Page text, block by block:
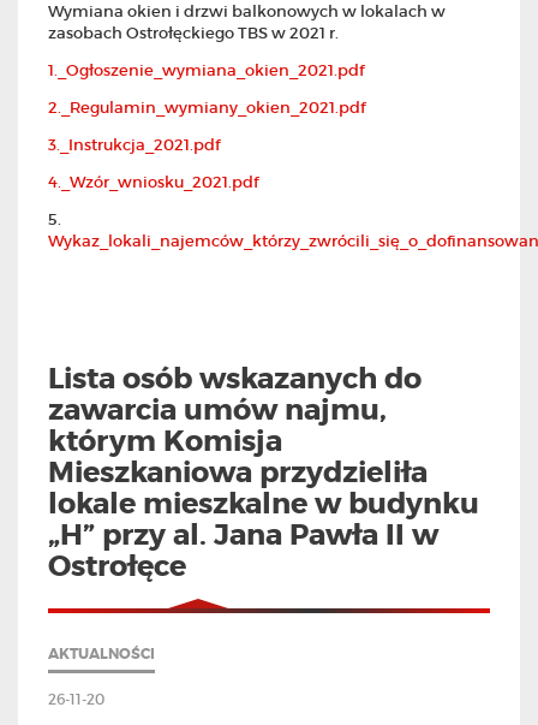
Wymiana okien i drzwi balkonowych w lokalach w
zasobach Ostrołęckiego TBS w 2021 r.
1._Ogłoszenie_wymiana_okien_2021.pdf
2._Regulamin_wymiany_okien_2021.pdf
3._Instrukcja_2021.pdf
4._Wzór_wniosku_2021.pdf
5.
Lista osób wskazanych do
zawarcia umów najmu,
którym Komisja
Mieszkaniowa przydzieliła
lokale mieszkalne w budynku
„H” przy al. Jana Pawła II w
Ostrołęce
AKTUALNOŚCI
26-11-20